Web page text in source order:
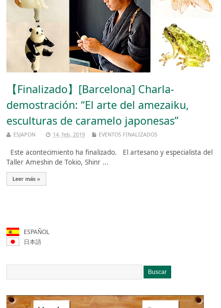
【Finalizado】[Barcelona] Charla-
demostración: “El arte del amezaiku,
esculturas de caramelo japonesas”
ESJAPON 14, feb, 2019 EVENTOS FINALIZADOS
Este acontecimiento ha finalizado. El artesano y especialista del
Taller Ameshin de Tokio, Shinr ...
Leer más »
ESPAÑOL
日本語